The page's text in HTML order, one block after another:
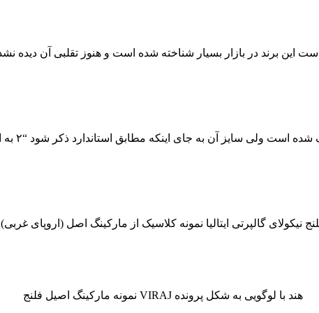
نیکولای گالپرتی ایتالیا نمونه کلاسیک از مارکینگ اصل (اروپای غربی)
نمونه مارکینگ اصیل فلنج VIRAJ هند با لوگویی به شکل پرونده